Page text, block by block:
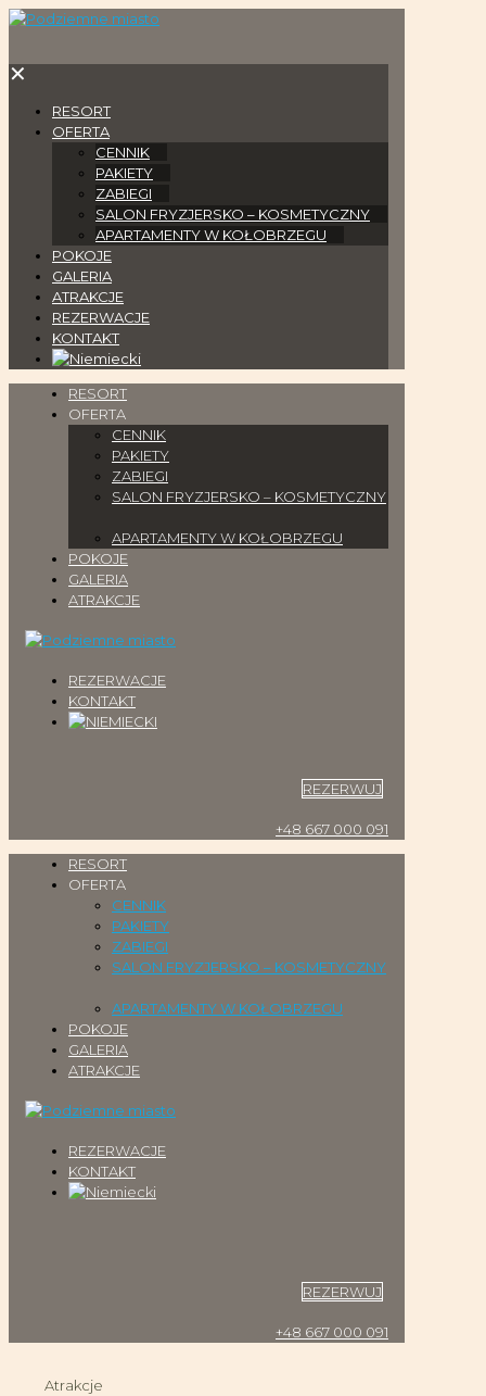
✕
RESORT
OFERTA
CENNIK
PAKIETY
ZABIEGI
SALON FRYZJERSKO – KOSMETYCZNY
APARTAMENTY W KOŁOBRZEGU
POKOJE
GALERIA
ATRAKCJE
REZERWACJE
KONTAKT
RESORT
OFERTA
CENNIK
PAKIETY
ZABIEGI
SALON FRYZJERSKO – KOSMETYCZNY
APARTAMENTY W KOŁOBRZEGU
POKOJE
GALERIA
ATRAKCJE
REZERWACJE
KONTAKT
REZERWUJ
+48 667 000 091
RESORT
OFERTA
CENNIK
PAKIETY
ZABIEGI
SALON FRYZJERSKO – KOSMETYCZNY
APARTAMENTY W KOŁOBRZEGU
POKOJE
GALERIA
ATRAKCJE
REZERWACJE
KONTAKT
REZERWUJ
+48 667 000 091
Atrakcje